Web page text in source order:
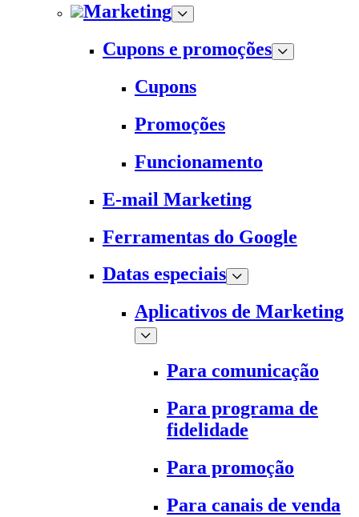
Marketing
Cupons e promoções
Cupons
Promoções
Funcionamento
E-mail Marketing
Ferramentas do Google
Datas especiais
Aplicativos de Marketing
Para comunicação
Para programa de
fidelidade
Para promoção
Para canais de venda